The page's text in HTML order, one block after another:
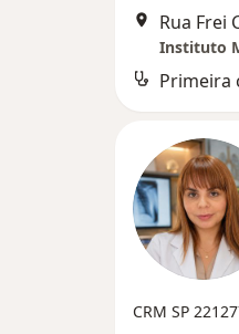
Rua Frei
Instituto
Primeira
CRM SP